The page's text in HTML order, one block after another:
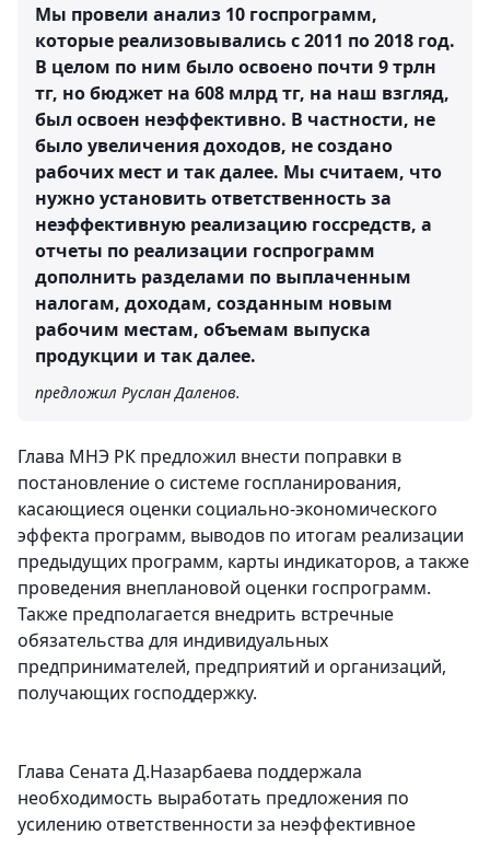
Мы провели анализ 10 госпрограмм,
которые реализовывались с 2011 по 2018 год.
В целом по ним было освоено почти 9 трлн
тг, но бюджет на 608 млрд тг, на наш взгляд,
был освоен неэффективно. В частности, не
было увеличения доходов, не создано
рабочих мест и так далее. Мы считаем, что
нужно установить ответственность за
неэффективную реализацию госсредств, а
отчеты по реализации госпрограмм
дополнить разделами по выплаченным
налогам, доходам, созданным новым
рабочим местам, объемам выпуска
продукции и так далее.
предложил Руслан Даленов.
Глава МНЭ РК предложил внести поправки в
постановление о системе госпланирования,
касающиеся оценки социально-экономического
эффекта программ, выводов по итогам реализации
предыдущих программ, карты индикаторов, а также
проведения внеплановой оценки госпрограмм.
Также предполагается внедрить встречные
обязательства для индивидуальных
предпринимателей, предприятий и организаций,
получающих господдержку.
Глава Сената Д.Назарбаева поддержала
необходимость выработать предложения по
усилению ответственности за неэффективное